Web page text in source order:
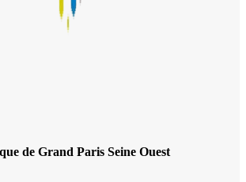
de Grand Paris Seine Ouest